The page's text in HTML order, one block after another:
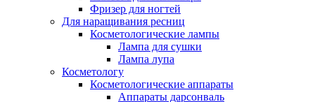
Фризер для ногтей
Для наращивания ресниц
Косметологические лампы
Лампа для сушки
Лампа лупа
Косметологу
Косметологические аппараты
Аппараты дарсонваль